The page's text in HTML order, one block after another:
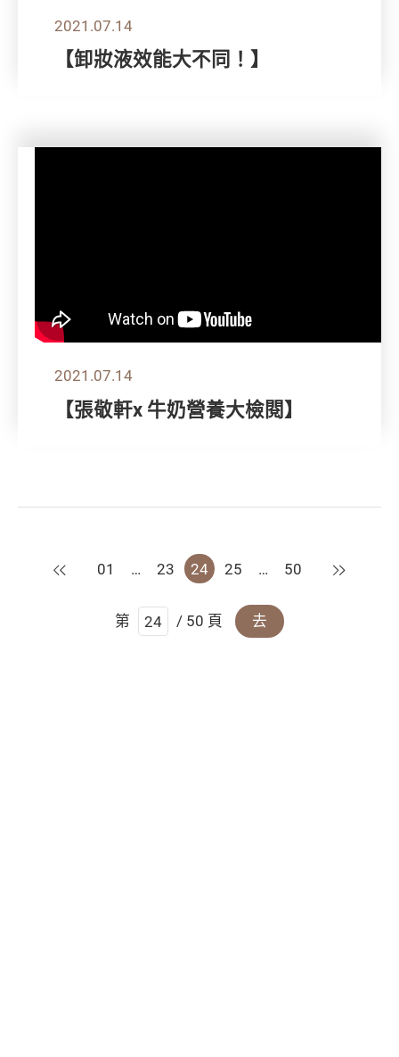
2021.07.14
【卸妝液效能大不同！】
2021.07.14
【張敬軒x 牛奶營養大檢閱】
上一頁
01 … 23 24 25 … 50 下一頁
第 / 50 頁 去